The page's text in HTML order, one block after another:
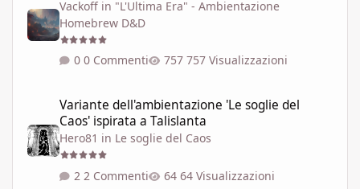
Vackoff in "L'Ultima Era" - Ambientazione
Homebrew D&D
0 Commenti 757 Visualizzazioni
Variante dell'ambientazione 'Le soglie del
Caos' ispirata a Talislanta
Hero81 in Le soglie del Caos
2 Commenti 64 Visualizzazioni